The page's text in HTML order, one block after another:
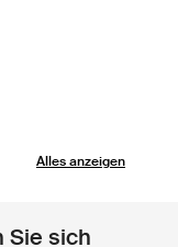
Alles anzeigen
Sie sich